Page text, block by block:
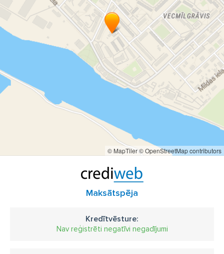
© MapTiler© OpenStreetMap contributors
Maksātspēja
Kredītvēsture:
Nav reģistrēti negatīvi negadījumi